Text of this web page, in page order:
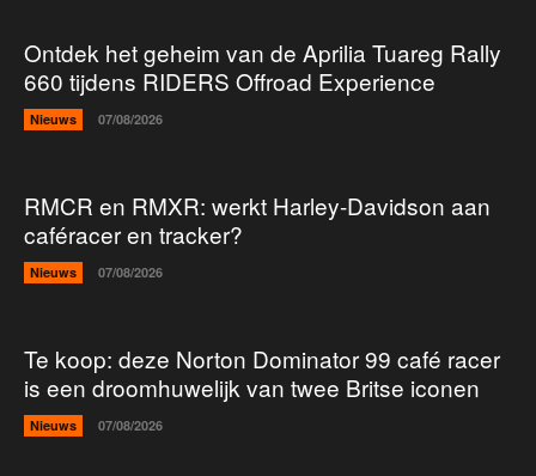
Ontdek het geheim van de Aprilia Tuareg Rally
660 tijdens RIDERS Offroad Experience
Nieuws 07/08/2026
RMCR en RMXR: werkt Harley-Davidson aan
caféracer en tracker?
Nieuws 07/08/2026
Te koop: deze Norton Dominator 99 café racer
is een droomhuwelijk van twee Britse iconen
Nieuws 07/08/2026